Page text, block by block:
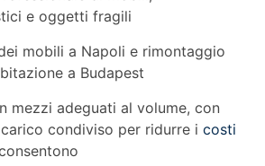
e oggetti fragili
mobili a Napoli e rimontaggio
a Budapest
mezzi adeguati al volume, con
condiviso per ridurre i costi